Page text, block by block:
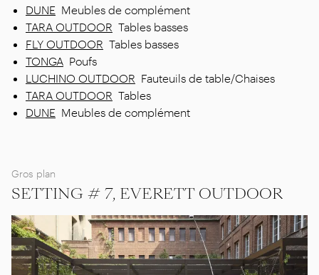
DUNE Meubles de complément
TARA OUTDOOR Tables basses
FLY OUTDOOR Tables basses
TONGA Poufs
LUCHINO OUTDOOR Fauteuils de table/Chaises
TARA OUTDOOR Tables
DUNE Meubles de complément
Gros plan
SETTING # 7, EVERETT OUTDOOR